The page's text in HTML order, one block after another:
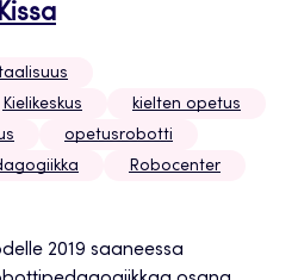
Kielikeskus
kielten opetus
opetusrobotti
Robocenter
2019 saaneessa